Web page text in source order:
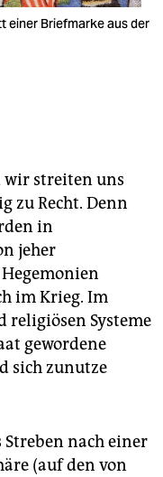
einer Briefmarke aus der
wir streiten uns
zu Recht. Denn
in
jeher
im Krieg. Im
religiösen Systeme
gewordene
sich zunutze
nach einer
(auf den von